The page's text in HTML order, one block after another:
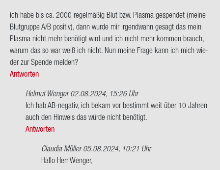
ich habe bis ca. 2000 re­gel­mä­ßig Blut bzw. Plas­ma ge­spen­det (meine
Blut­grup­pe A/B po­si­tiv), dann wurde mir ir­gend­wann ge­sagt das mein
Plas­ma nicht mehr be­nö­tigt wird und ich nicht mehr kom­men brauch,
warum das so war weiß ich nicht. Nun meine Frage kann ich mich wie­
der zur Spen­de mel­den?
Antworten
Helmut Wenger02.08.2024, 15:26 Uhr
Ant­
wort
auf
Ich hab AB-​negativ, ich bekam vor be­stimmt weit über 10 Jah­ren
auch den Hin­weis das würde nicht be­nö­tigt.
Antworten
Claudia Müller05.08.2024, 10:21 Uhr
Ant­
Hallo Herr Wen­ger,